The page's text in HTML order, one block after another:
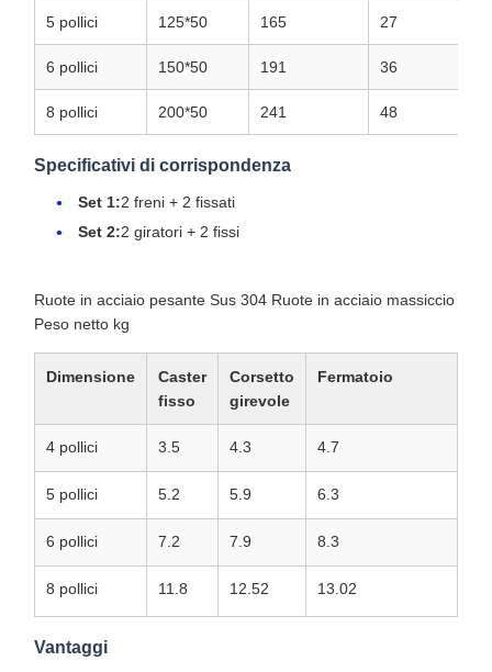
5 pollici 125*50 165 27
6 pollici 150*50 191 36
8 pollici 200*50 241 48
Specificativi di corrispondenza
Set 1:2 freni + 2 fissati
Set 2:2 giratori + 2 fissi
Ruote in acciaio pesante Sus 304 Ruote in acciaio massiccio
Peso netto kg
Dimensione
Caster
fisso
Corsetto
girevole
Fermatoio
4 pollici 3.5 4.3 4.7
5 pollici 5.2 5.9 6.3
6 pollici 7.2 7.9 8.3
8 pollici 11.8 12.52 13.02
Vantaggi